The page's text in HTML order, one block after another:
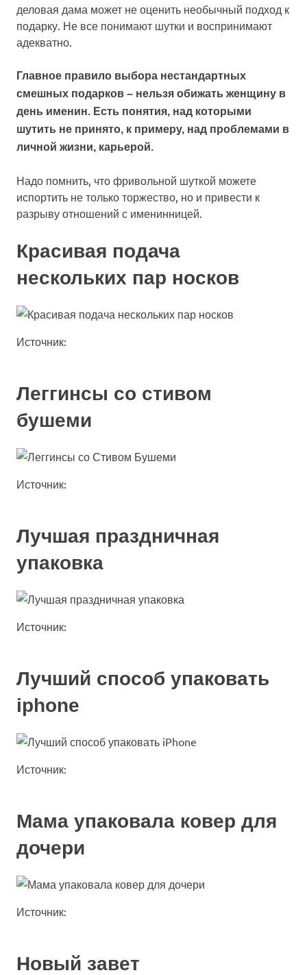
деловая дама может не оценить необычный подход к
подарку. Не все понимают шутки и воспринимают
адекватно.
Главное правило выбора нестандартных
смешных подарков – нельзя обижать женщину в
день именин. Есть понятия, над которыми
шутить не принято, к примеру, над проблемами в
личной жизни, карьерой.
Надо помнить, что фривольной шуткой можете
испортить не только торжество, но и привести к
разрыву отношений с именинницей.
Красивая подача
нескольких пар носков
Источник:
Леггинсы со стивом
бушеми
Источник:
Лучшая праздничная
упаковка
Источник:
Лучший способ упаковать
iphone
Источник:
Мама упаковала ковер для
дочери
Источник:
Новый завет